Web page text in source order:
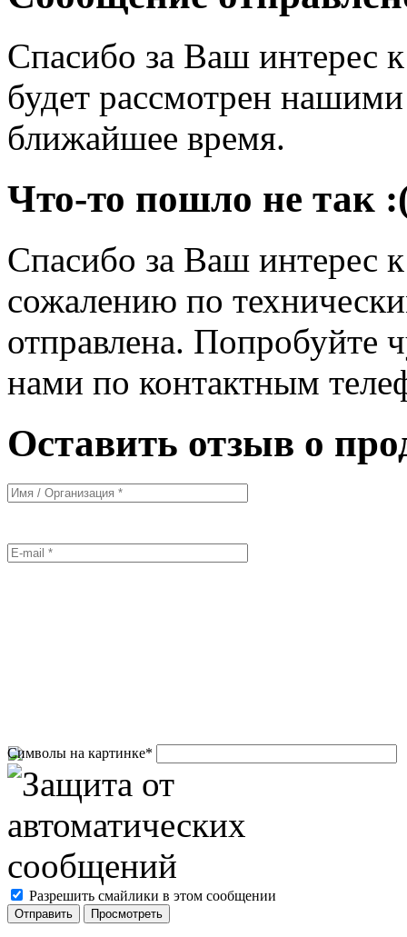
Спасибо за Ваш интерес
будет рассмотрен
ближайшее время.
Что-то пошло не так
Спасибо за Ваш интерес
сожалению по
отправлена. Попробуйте
нами по контактным
Оставить отзыв о
Символы на картинке*
Разрешить смайлики в этом сообщении